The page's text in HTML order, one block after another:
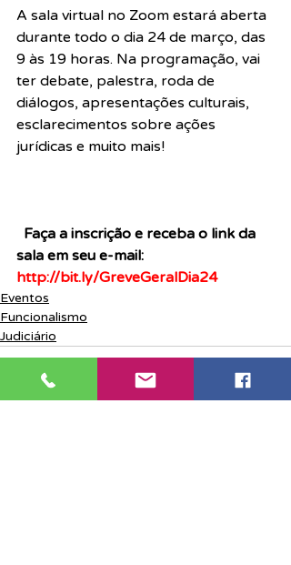
A sala virtual no Zoom estará aberta
durante todo o dia 24 de março, das
9 às 19 horas. Na programação, vai
ter debate, palestra, roda de
diálogos, apresentações culturais,
esclarecimentos sobre ações
jurídicas e muito mais!
Faça a inscrição e receba o link da
sala em seu e-mail:
http://bit.ly/GreveGeralDia24
Eventos
Funcionalismo
Judiciário